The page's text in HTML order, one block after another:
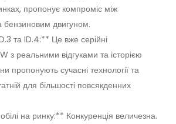
пропонує компроміс між
бензиновим двигуном.
та ID.4:** Це вже серійні
з реальними відгуками та історією
пропонують сучасні технології та
для більшості повсякденних
на ринку:** Конкуренція величезна.